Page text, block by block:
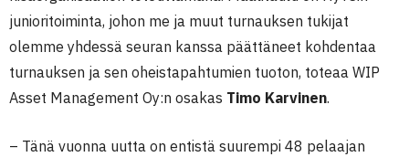
junioritoiminta, johon me ja muut turnauksen tukijat
olemme yhdessä seuran kanssa päättäneet kohdentaa
turnauksen ja sen oheistapahtumien tuoton, toteaa WIP
Asset Management Oy:n osakas Timo Karvinen.
– Tänä vuonna uutta on entistä suurempi 48 pelaajan